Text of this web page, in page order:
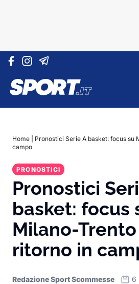
Vai al contenuto
Home
Pronostici Serie A basket: focus su
campo
PRONOSTICI
Pronostici
basket: focus
Milano-
ritorno in
Redazione Sport Scommesse 6